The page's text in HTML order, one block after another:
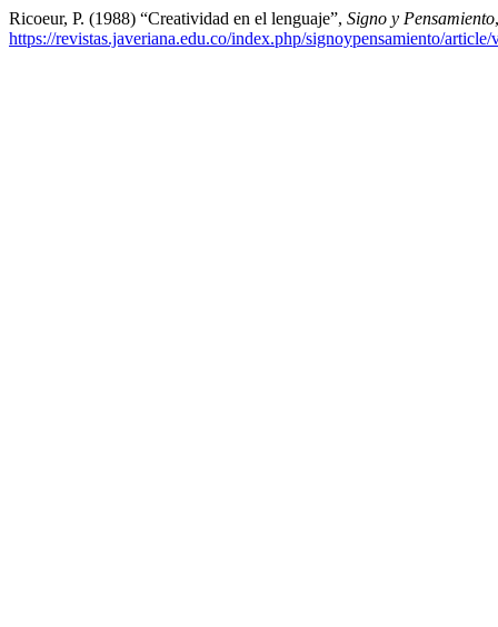
Ricoeur, P. (1988) “Creatividad en el lenguaje”, Signo y Pensamiento
https://revistas.javeriana.edu.co/index.php/signoypensamiento/